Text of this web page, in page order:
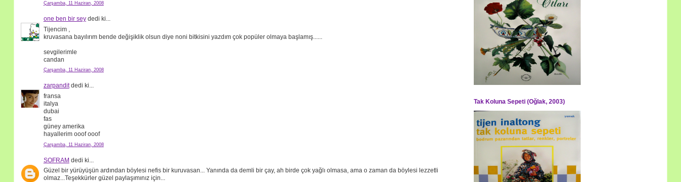
Çarşamba, 11 Haziran, 2008
one ben bir seydedi ki...
Tijencim ,
kruvasana bayılırım bende değişiklik olsun diye noni bitkisini yazdım çok popüler olmaya başlamış......
sevgilerimle
candan
Çarşamba, 11 Haziran, 2008
zarpanditdedi ki...
fransa
italya
dubai
fas
güney amerika
hayallerim ooof ooof
Çarşamba, 11 Haziran, 2008
SOFRAM dedi ki...
Güzel bir yürüyüşün ardından böylesi nefis bir kuruvasan... Yanında da demli bir çay, ah birde çok yağlı olmasa, ama o zaman da böylesi lezzetli
olmaz...Teşekkürler güzel paylaşımınız için...
Tak Koluna Sepeti (Oğlak, 2003)